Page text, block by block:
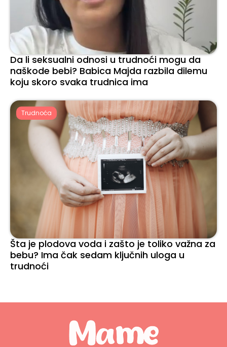
Da li seksualni odnosi u trudnoći mogu da
naškode bebi? Babica Majda razbila dilemu
koju skoro svaka trudnica ima
Trudnoća
Šta je plodova voda i zašto je toliko važna za
bebu? Ima čak sedam ključnih uloga u
trudnoći